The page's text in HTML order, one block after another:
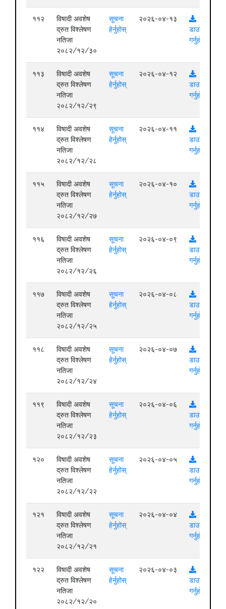
११२
विषादी अवशेष
द्रुत विश्लेषण
नतिजा
२०८२/१२/३०
सूचना
हेर्नुहोस्
२०२६-०४-१३
डाउनलोड
गर्नुहोस्
११३
विषादी अवशेष
द्रुत विश्लेषण
नतिजा
२०८२/१२/२९
सूचना
हेर्नुहोस्
२०२६-०४-१२
डाउनलोड
गर्नुहोस्
११४
विषादी अवशेष
द्रुत विश्लेषण
नतिजा
२०८२/१२/२८
सूचना
हेर्नुहोस्
२०२६-०४-११
डाउनलोड
गर्नुहोस्
११५
विषादी अवशेष
द्रुत विश्लेषण
नतिजा
२०८२/१२/२७
सूचना
हेर्नुहोस्
२०२६-०४-१०
डाउनलोड
गर्नुहोस्
११६
विषादी अवशेष
द्रुत विश्लेषण
नतिजा
२०८२/१२/२६
सूचना
हेर्नुहोस्
२०२६-०४-०९
डाउनलोड
गर्नुहोस्
११७
विषादी अवशेष
द्रुत विश्लेषण
नतिजा
२०८२/१२/२५
सूचना
हेर्नुहोस्
२०२६-०४-०८
डाउनलोड
गर्नुहोस्
११८
विषादी अवशेष
द्रुत विश्लेषण
नतिजा
२०८२/१२/२४
सूचना
हेर्नुहोस्
२०२६-०४-०७
डाउनलोड
गर्नुहोस्
११९
विषादी अवशेष
द्रुत विश्लेषण
नतिजा
२०८२/१२/२३
सूचना
हेर्नुहोस्
२०२६-०४-०६
डाउनलोड
गर्नुहोस्
१२०
विषादी अवशेष
द्रुत विश्लेषण
नतिजा
२०८२/१२/२२
सूचना
हेर्नुहोस्
२०२६-०४-०५
डाउनलोड
गर्नुहोस्
१२१
विषादी अवशेष
द्रुत विश्लेषण
नतिजा
२०८२/१२/२१
सूचना
हेर्नुहोस्
२०२६-०४-०४
डाउनलोड
गर्नुहोस्
१२२
विषादी अवशेष
द्रुत विश्लेषण
नतिजा
२०८२/१२/२०
सूचना
हेर्नुहोस्
२०२६-०४-०३
डाउनलोड
गर्नुहोस्